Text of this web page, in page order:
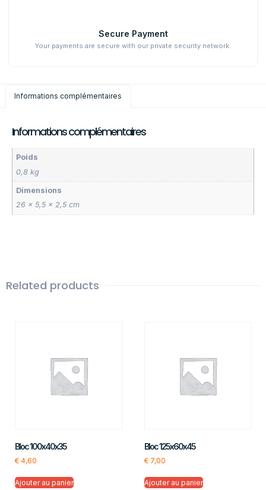
Secure Payment
Your payments are secure with our private security network.
Informations complémentaires
Informations complémentaires
Poids
0,8 kg
Dimensions
26 × 5,5 × 2,5 cm
Related products
Bloc 100x40x35
€ 4,60
Ajouter au panier
Bloc 125x60x45
€7,00
Ajouter au panier